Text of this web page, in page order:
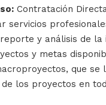
Contratación
servicios
y análisis de la
y metas
que se
los proyectos en